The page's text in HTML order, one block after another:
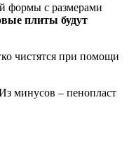
формы с размерами
плиты будут
чистятся при помощи
минусов – пенопласт